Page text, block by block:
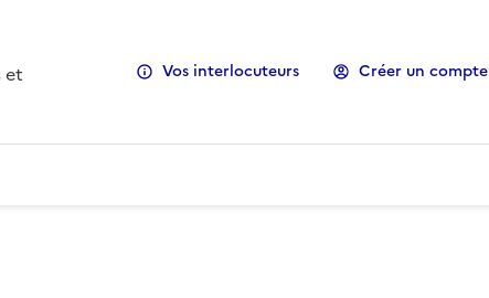
et
Vos interlocuteurs Créer un compte